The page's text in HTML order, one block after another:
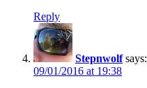
Reply
Stepnwolf says:
09/01/2016 at 19:38